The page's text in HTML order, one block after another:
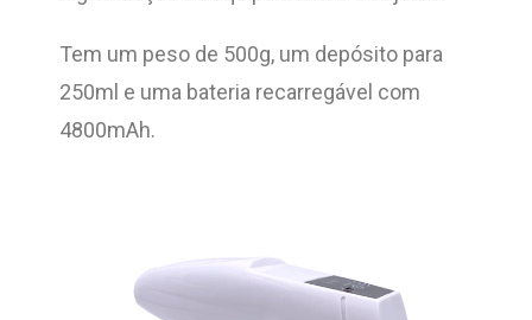
Tem um peso de 500g, um depósito para
250ml e uma bateria recarregável com
4800mAh.